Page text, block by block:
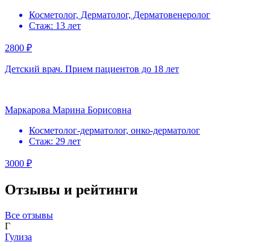
Косметолог, Дерматолог, Дерматовенеролог
Стаж: 13 лет
2800 ₽
Детский врач. Прием пациентов до 18 лет
Маркарова Марина Борисовна
Косметолог-дерматолог, онко-дерматолог
Стаж: 29 лет
3000 ₽
Отзывы и рейтинги
Все отзывы
Г
Гулиза